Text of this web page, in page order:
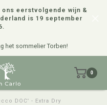
eerstvolgende wijn &
is 19 september
het sommelier Torben!
0
DOC' - Extra Dry